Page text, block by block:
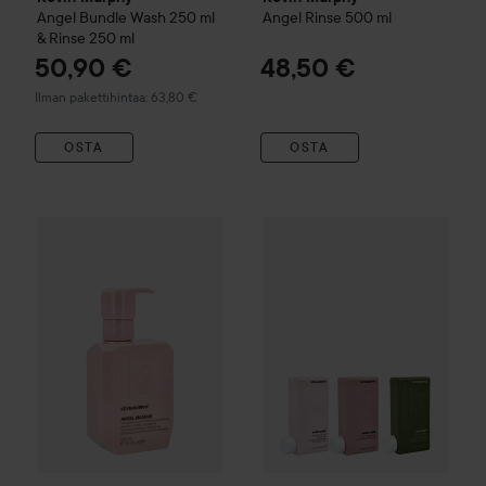
Angel Bundle Wash 250 ml
& Rinse 250 ml
50,90 €
Ilman pakettihintaa: 63,80 €
OSTA
Angel Rinse 500 ml
48,50 €
OSTA